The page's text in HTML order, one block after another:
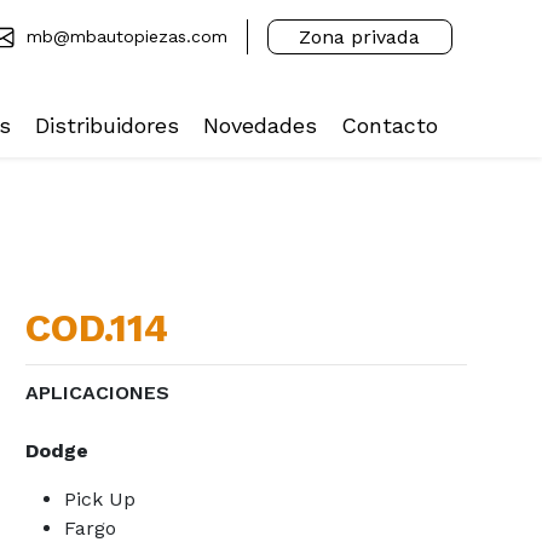
mb@mbautopiezas.com Zona privada
Distribuidores Novedades Contacto
COD.114
APLICACIONES
Dodge
Pick Up
Fargo